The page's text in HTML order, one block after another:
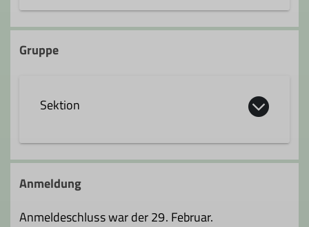
jutta.hohl-wolf@dav-hanau.de
Gruppe
Sektion
Anmeldung
Anmeldeschluss war der 29. Februar.